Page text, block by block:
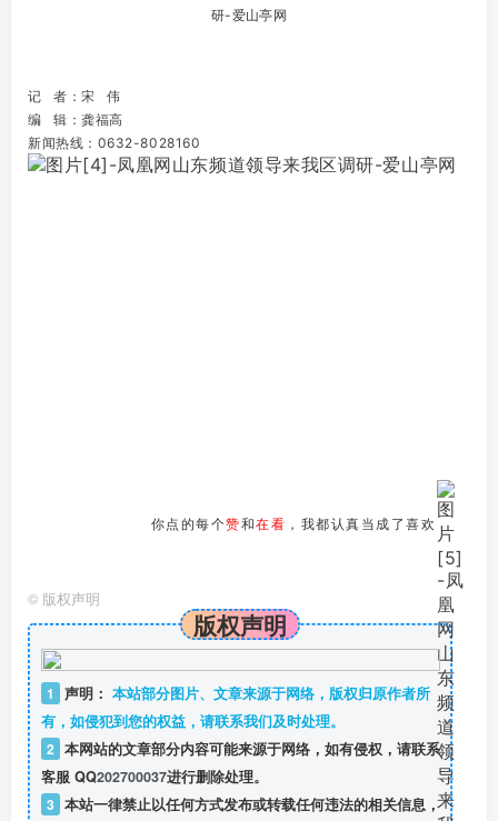
记 者：宋 伟
编 辑：龚福高
新闻热线：0632-8028160
你点的每个赞和在看 ，我都认真当成了喜欢
© 版权声明
版权声明
1 声明： 本站部分图片、文章来源于网络，版权归原作者所
有，如侵犯到您的权益，请联系我们及时处理。
2 本网站的文章部分内容可能来源于网络，如有侵权，请联系
客服 QQ202700037进行删除处理。
3 本站一律禁止以任何方式发布或转载任何违法的相关信息，